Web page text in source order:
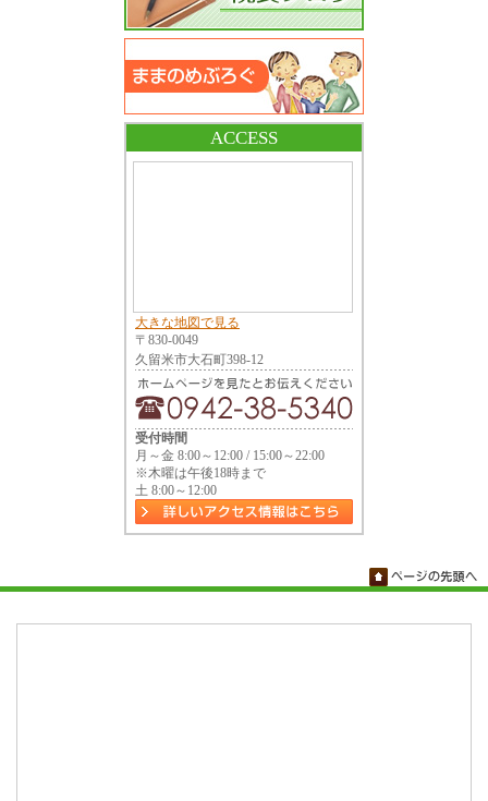
ACCESS
大きな地図で見る
〒830-0049
久留米市大石町398-12
受付時間
月～金 8:00～12:00 / 15:00～22:00
※木曜は午後18時まで
土 8:00～12:00